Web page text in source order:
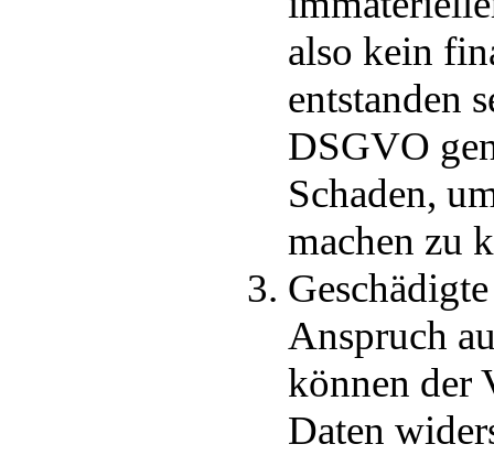
also kein
entstanden
DSGVO
Schaden,
machen zu
Anspruch
können der
Daten